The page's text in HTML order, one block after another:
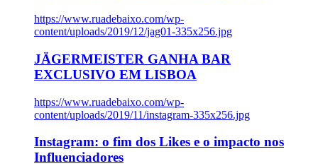
https://www.ruadebaixo.com/wp-
content/uploads/2019/12/jag01-335x256.jpg
JÄGERMEISTER GANHA BAR
EXCLUSIVO EM LISBOA
https://www.ruadebaixo.com/wp-
content/uploads/2019/11/instagram-335x256.jpg
Instagram: o fim dos Likes e o impacto nos
Influenciadores